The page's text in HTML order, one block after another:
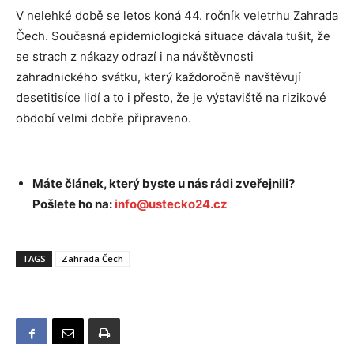
V nelehké době se letos koná 44. ročník veletrhu Zahrada
Čech. Současná epidemiologická situace dávala tušit, že
se strach z nákazy odrazí i na návštěvnosti
zahradnického svátku, který každoročně navštěvují
desetitisíce lidí a to i přesto, že je výstaviště na rizikové
období velmi dobře připraveno.
Máte článek, který byste u nás rádi zveřejnili?
Pošlete ho na: info@ustecko24.cz
TAGS Zahrada Čech